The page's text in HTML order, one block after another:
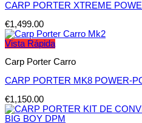
CARP PORTER XTREME
€1,499.00
Vista Rápida
Carp Porter Carro
CARP PORTER MK8 POWER-
€1,150.00